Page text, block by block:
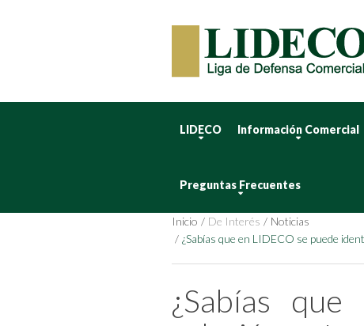
LIDECO Información Comercial
Preguntas Frecuentes
Inicio De Interés
Noticias
¿Sabías que en LIDECO se puede
¿Sabías